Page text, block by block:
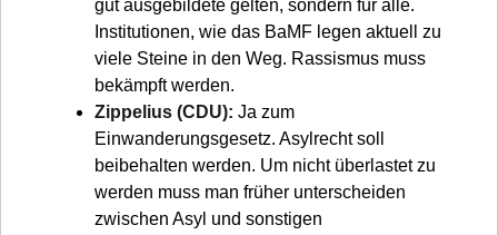
gut ausgebildete gelten, sondern für alle.
Institutionen, wie das BaMF legen aktuell zu
viele Steine in den Weg. Rassismus muss
bekämpft werden.
Zippelius (CDU): Ja zum
Einwanderungsgesetz. Asylrecht soll
beibehalten werden. Um nicht überlastet zu
werden muss man früher unterscheiden
zwischen Asyl und sonstigen